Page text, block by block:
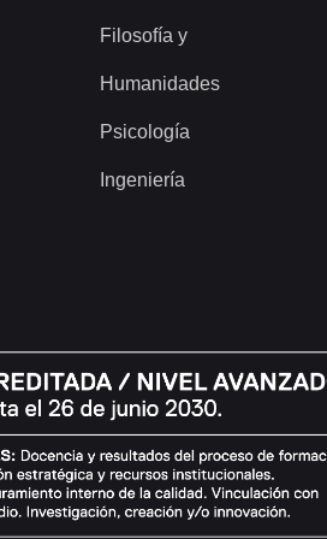
Filosofía y
Humanidades
Psicología
Ingeniería